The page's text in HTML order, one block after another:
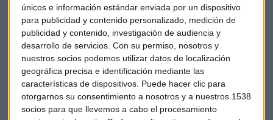
únicos e información estándar enviada por un dispositivo
para publicidad y contenido personalizado, medición de
publicidad y contenido, investigación de audiencia y
desarrollo de servicios. Con su permiso, nosotros y
nuestros socios podemos utilizar datos de localización
geográfica precisa e identificación mediante las
características de dispositivos. Puede hacer clic para
otorgarnos su consentimiento a nosotros y a nuestros 1538
socios para que llevemos a cabo el procesamiento
Suscríbete a nuestros boletines
Te enviaremos las noticias más importantes del día